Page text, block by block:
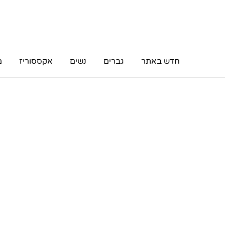
חדש באתר גברים נשים אקססוריז